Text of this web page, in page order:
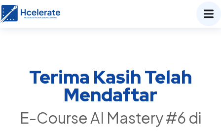
Terima Kasih Telah
Mendaftar
E-Course AI Mastery #6 di